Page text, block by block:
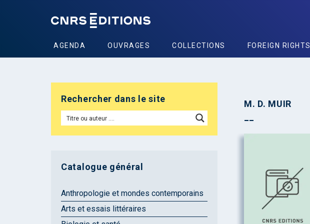
AGENDA OUVRAGES COLLECTIONS FOREIGN RIGHTS
M. D. MUIR
Rechercher dans le site
Catalogue général
Anthropologie et mondes contemporains
Arts et essais littéraires